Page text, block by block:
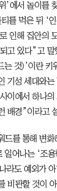
’에서 놀이를
를 먹은 뒤 ‘
인해 집안의
고 있다”고
것)’이란 키
기성 세대와
이에서 하나
배경”이라고
드를 통해 변
일어나는 ‘조
라도 예외가
비판할 것이